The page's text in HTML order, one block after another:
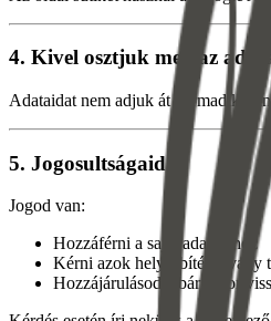
4. Kivel osztjuk meg az
Adataidat nem adjuk át harmadik
5. Jogosultságaid
Jogod van:
Hozzáférni a saját adataidhoz
Kérni azok helyesbítését vagy
Hozzájárulásodat bármikor